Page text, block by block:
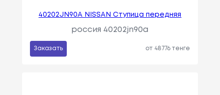
40202JN90A NISSAN Ступица передняя
россия 40202jn90a
Заказать от 48776 тенге